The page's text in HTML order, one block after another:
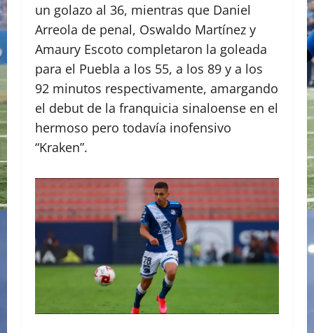
un golazo al 36, mientras que Daniel
Arreola de penal, Oswaldo Martínez y
Amaury Escoto completaron la goleada
para el Puebla a los 55, a los 89 y a los
92 minutos respectivamente, amargando
el debut de la franquicia sinaloense en el
hermoso pero todavía inofensivo
“Kraken”.